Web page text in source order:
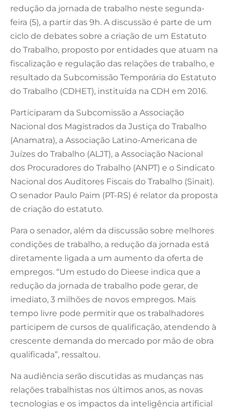
redução da jornada de trabalho neste segunda-
feira (5), a partir das 9h. A discussão é parte de um
ciclo de debates sobre a criação de um Estatuto
do Trabalho, proposto por entidades que atuam na
fiscalização e regulação das relações de trabalho, e
resultado da Subcomissão Temporária do Estatuto
do Trabalho (CDHET), instituída na CDH em 2016.
Participaram da Subcomissão a Associação
Nacional dos Magistrados da Justiça do Trabalho
(Anamatra), a Associação Latino-Americana de
Juízes do Trabalho (ALJT), a Associação Nacional
dos Procuradores do Trabalho (ANPT) e o Sindicato
Nacional dos Auditores Fiscais do Trabalho (Sinait).
O senador Paulo Paim (PT-RS) é relator da proposta
de criação do estatuto.
Para o senador, além da discussão sobre melhores
condições de trabalho, a redução da jornada está
diretamente ligada a um aumento da oferta de
empregos. “Um estudo do Dieese indica que a
redução da jornada de trabalho pode gerar, de
imediato, 3 milhões de novos empregos. Mais
tempo livre pode permitir que os trabalhadores
participem de cursos de qualificação, atendendo à
crescente demanda do mercado por mão de obra
qualificada”, ressaltou.
Na audiência serão discutidas as mudanças nas
relações trabalhistas nos últimos anos, as novas
tecnologias e os impactos da inteligência artificial